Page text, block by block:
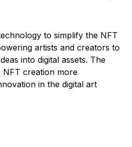
to simplify the NFT
artists and creators to
into digital assets. The
NFT creation more
in the digital art